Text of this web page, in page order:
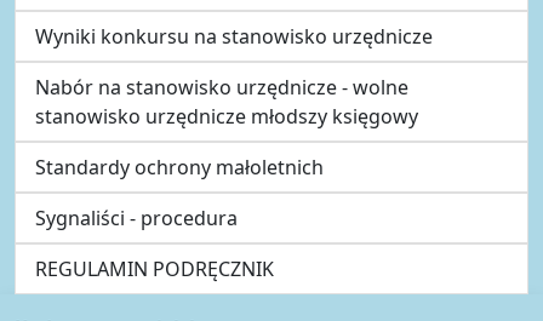
Wyniki konkursu na stanowisko urzędnicze
Nabór na stanowisko urzędnicze - wolne
stanowisko urzędnicze młodszy księgowy
Standardy ochrony małoletnich
Sygnaliści - procedura
REGULAMIN PODRĘCZNIK